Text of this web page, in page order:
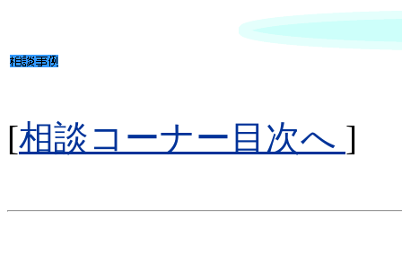
[相談コーナー目次へ ]